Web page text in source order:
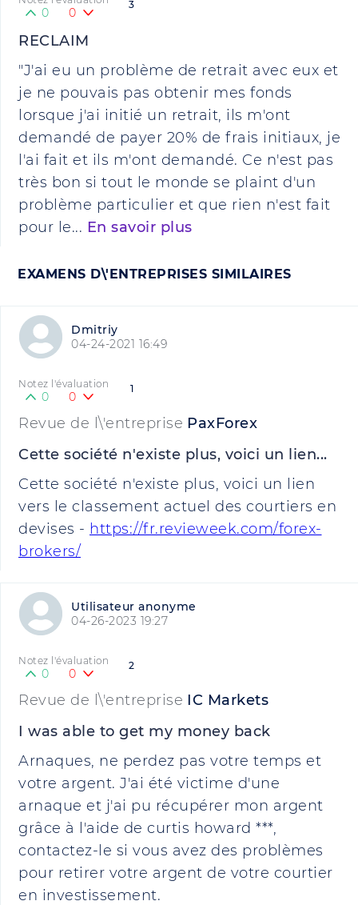
3
0 0
RECLAIM
"J'ai eu un problème de retrait avec eux et
je ne pouvais pas obtenir mes fonds
lorsque j'ai initié un retrait, ils m'ont
demandé de payer 20% de frais initiaux, je
l'ai fait et ils m'ont demandé. Ce n'est pas
très bon si tout le monde se plaint d'un
problème particulier et que rien n'est fait
pour le... En savoir plus
EXAMENS D\'ENTREPRISES SIMILAIRES
Dmitriy
04-24-2021 16:49
1
Notez l'évaluation
0 0
Revue de l\'entreprise PaxForex
Cette société n'existe plus, voici un lien...
Cette société n'existe plus, voici un lien
vers le classement actuel des courtiers en
devises - https://fr.revieweek.com/forex-
brokers/
Utilisateur anonyme
04-26-2023 19:27
2
Notez l'évaluation
0 0
Revue de l\'entreprise IC Markets
I was able to get my money back
Arnaques, ne perdez pas votre temps et
votre argent. J'ai été victime d'une
arnaque et j'ai pu récupérer mon argent
grâce à l'aide de curtis howard ***,
contactez-le si vous avez des problèmes
pour retirer votre argent de votre courtier
en investissement.